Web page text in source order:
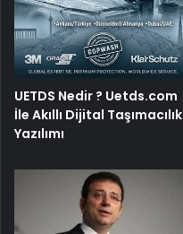
UETDS Nedir ? Uetds.com
İle Akıllı Dijital Taşımacılık
Yazılımı